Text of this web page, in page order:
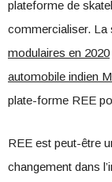
plateforme de
commercialiser. La
modulaires en 2020
automobile indien
plate-forme REE
REE est peut-être
changement dans